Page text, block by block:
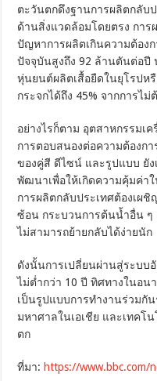
ตะวันตกดึงฐานการผลิตกลับป
ด้านสิ่งแวดล้อมโดยตรง การ
ปัญหาการผลิตเกินความต้อง
ปัจจุบันสูงถึง 92 ล้านตันต่อปี
หุ่นยนต์ผลิตเสื้อยืดในยุโรปห
กระจกได้ถึง 45% จากการไ
อย่างไรก็ตาม อุตสาหกรรมเ
การตอบสนองต่อความต้องก
ของคู่สี ดีไซน์ และรูปแบบ ยัง
พัฒนาเพื่อให้เกิดความคุ้มค่า
การผลิตกลับประเทศต้องเผชิ
ซ้อน กระบวนการต้นน้ำอื่น ๆ
ไม่สามารถย้ายกลับได้ง่ายนัก
ดังนั้นการเปลี่ยนผ่านสู่ระบบ
ไม่ต่ำกว่า 10 ปี ทิศทางในอน
เป็นรูปแบบการทำงานร่วมกั
มหาศาลในเอเชีย และเทคโ
ตก
ที่มา: https://www.bbc.com/